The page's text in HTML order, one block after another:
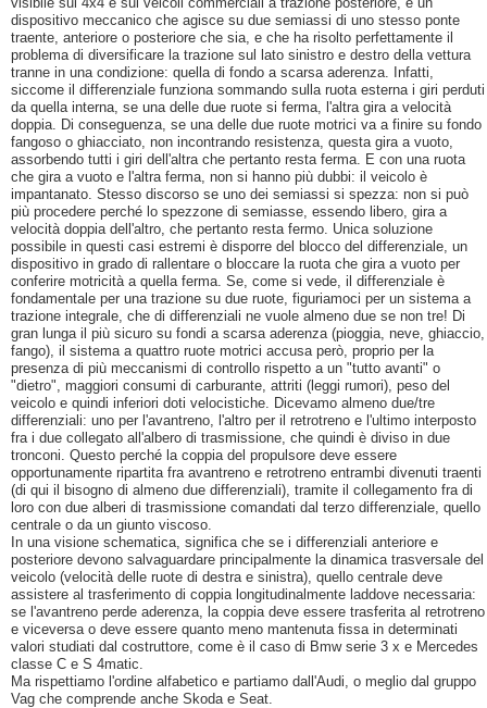
dispositivo meccanico che agisce su due semiassi di uno stesso ponte
traente, anteriore o posteriore che sia, e che ha risolto perfettamente il
problema di diversificare la trazione sul lato sinistro e destro della vettura
tranne in una condizione: quella di fondo a scarsa aderenza. Infatti,
siccome il differenziale funziona sommando sulla ruota esterna i giri perduti
da quella interna, se una delle due ruote si ferma, l'altra gira a velocità
doppia. Di conseguenza, se una delle due ruote motrici va a finire su fondo
fangoso o ghiacciato, non incontrando resistenza, questa gira a vuoto,
assorbendo tutti i giri dell'altra che pertanto resta ferma. E con una ruota
che gira a vuoto e l'altra ferma, non si hanno più dubbi: il veicolo è
impantanato. Stesso discorso se uno dei semiassi si spezza: non si può
più procedere perché lo spezzone di semiasse, essendo libero, gira a
velocità doppia dell'altro, che pertanto resta fermo. Unica soluzione
possibile in questi casi estremi è disporre del blocco del differenziale, un
dispositivo in grado di rallentare o bloccare la ruota che gira a vuoto per
conferire motricità a quella ferma. Se, come si vede, il differenziale è
fondamentale per una trazione su due ruote, figuriamoci per un sistema a
trazione integrale, che di differenziali ne vuole almeno due se non tre! Di
gran lunga il più sicuro su fondi a scarsa aderenza (pioggia, neve, ghiaccio,
fango), il sistema a quattro ruote motrici accusa però, proprio per la
presenza di più meccanismi di controllo rispetto a un "tutto avanti" o
"dietro", maggiori consumi di carburante, attriti (leggi rumori), peso del
veicolo e quindi inferiori doti velocistiche. Dicevamo almeno due/tre
differenziali: uno per l'avantreno, l'altro per il retrotreno e l'ultimo interposto
fra i due collegato all'albero di trasmissione, che quindi è diviso in due
tronconi. Questo perché la coppia del propulsore deve essere
opportunamente ripartita fra avantreno e retrotreno entrambi divenuti traenti
(di qui il bisogno di almeno due differenziali), tramite il collegamento fra di
loro con due alberi di trasmissione comandati dal terzo differenziale, quello
centrale o da un giunto viscoso.
In una visione schematica, significa che se i differenziali anteriore e
posteriore devono salvaguardare principalmente la dinamica trasversale del
veicolo (velocità delle ruote di destra e sinistra), quello centrale deve
assistere al trasferimento di coppia longitudinalmente laddove necessaria:
se l'avantreno perde aderenza, la coppia deve essere trasferita al retrotreno
e viceversa o deve essere quanto meno mantenuta fissa in determinati
valori studiati dal costruttore, come è il caso di Bmw serie 3 x e Mercedes
classe C e S 4matic.
Ma rispettiamo l'ordine alfabetico e partiamo dall'Audi, o meglio dal gruppo
Vag che comprende anche Skoda e Seat.